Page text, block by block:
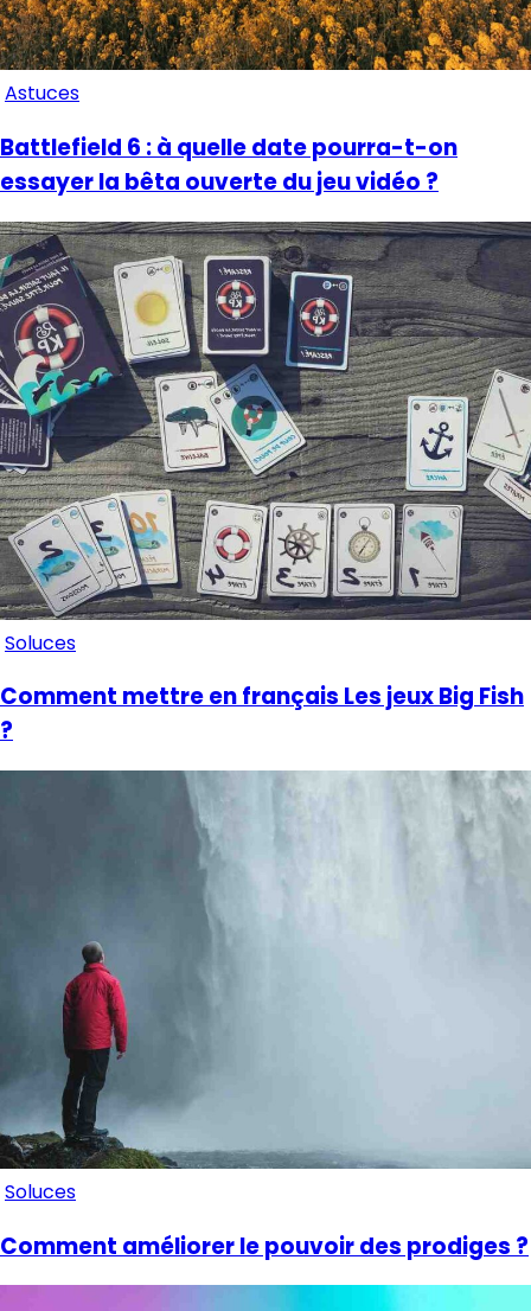
Astuces
Battlefield 6 : à quelle date pourra-t-on
essayer la bêta ouverte du jeu vidéo ?
Soluces
Comment mettre en français Les jeux Big Fish
?
Soluces
Comment améliorer le pouvoir des prodiges ?